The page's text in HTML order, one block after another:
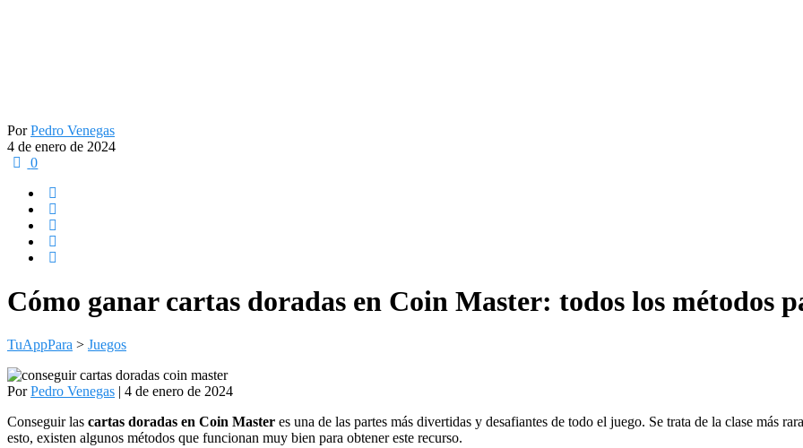
PorPedro Venegas
4 de enero de 2024
0
Cómo ganar cartas doradas en Coin Master: todos los métodos
TuAppPara > Juegos
PorPedro Venegas | 4 de enero de 2024
Conseguir las cartas doradas en Coin Master es una de las partes más divertidas y desafiantes de todo el juego. Se trata de la clase más
esto, existen algunos métodos que funcionan muy bien para obtener este recurso.